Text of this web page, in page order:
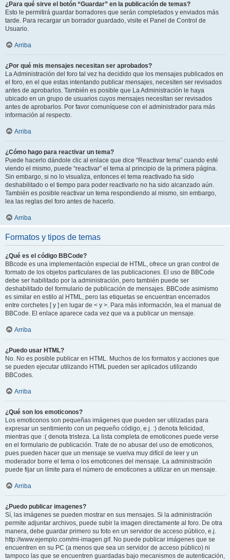
¿Para qué sirve el botón “Guardar” en la publicación de temas?
Esto le permitirá guardar borradores que serán completados y enviados más
tarde. Para recargar un borrador guardado, visite el Panel de Control de
Usuario.
Arriba
¿Por qué mis mensajes necesitan ser aprobados?
La Administración del foro tal vez ha decidido que los mensajes publicados en
el foro, en el que estas intentando publicar mensajes, necesiten ser revisados
antes de aprobarlos. También es posible que La Administración le haya
ubicado en un grupo de usuarios cuyos mensajes necesitan ser revisados
antes de aprobarlos. Por favor comuníquese con el administrador para más
información al respecto.
Arriba
¿Cómo hago para reactivar un tema?
Puede hacerlo dándole clic al enlace que dice “Reactivar tema” cuando esté
viendo el mismo, puede “reactivar” el tema al principio de la primera página.
Sin embargo, si no lo visualiza, entonces el tema reactivado ha sido
deshabilitado o el tiempo para poder reactivarlo no ha sido alcanzado aún.
También es posible reactivar un tema respondiendo al mismo, sin embargo,
lea las reglas del foro antes de hacerlo.
Arriba
Formatos y tipos de temas
¿Qué es el código BBCode?
BBcode es una implementación especial de HTML, ofrece un gran control de
formato de los objetos particulares de las publicaciones. El uso de BBCode
debe ser habilitado por la administración, pero también puede ser
deshabilitado del formulario de publicación de mensajes. BBCode asimismo
es similar en estilo al HTML, pero las etiquetas se encuentran encerrados
entre corchetes [ y ] en lugar de < y >. Para más información, lea el manual de
BBCode. El enlace aparece cada vez que va a publicar un mensaje.
Arriba
¿Puedo usar HTML?
No. No es posible publicar en HTML. Muchos de los formatos y acciones que
se pueden ejecutar utilizando HTML pueden ser aplicados utilizando
BBCodes.
Arriba
¿Qué son los emoticonos?
Los emoticonos son pequeñas imágenes que pueden ser utilizadas para
expresar un sentimiento con un pequeño código, e.j. :) denota felicidad,
mientras que :( denota tristeza. La lista completa de emoticones puede verse
en el formulario de publicación. Trate de no abusar del uso de emoticonos,
pues pueden hacer que un mensaje se vuelva muy difícil de leer y un
moderador borre el tema o los emoticones del mensaje. La administración
puede fijar un límite para el número de emoticones a utilizar en un mensaje.
Arriba
¿Puedo publicar imagenes?
Sí, las imágenes se pueden mostrar en sus mensajes. Si la administración
permite adjuntar archivos, puede subir la imagen directamente al foro. De otra
manera, debe guardar primero su foto en un servidor de acceso público, e.j.
http://www.ejemplo.com/mi-imagen.gif. No puede publicar imágenes que se
encuentren en su PC (a menos que sea un servidor de acceso público) ni
tampoco las que se encuentren guardadas bajo mecanismos de autenticación,